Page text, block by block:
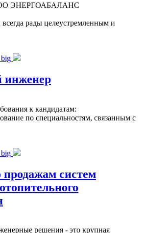
ЭНЕРГОАБАЛАНС
рады целеустремленным и
инженер
к кандидатам:
по специальностям, связанным с
систем
решения - это крупная